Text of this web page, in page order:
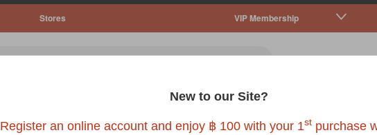
Stores VIP Membership
New to our Site?
Register an online account and enjoy ฿ 100 with your 1st purchase